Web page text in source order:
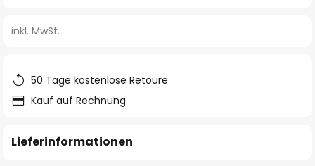
springen
inkl. MwSt.
50 Tage kostenlose Retoure
Kauf auf Rechnung
Lieferinformationen